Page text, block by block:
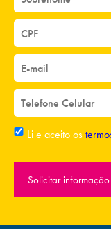
Li e aceito os
Solicitar informação